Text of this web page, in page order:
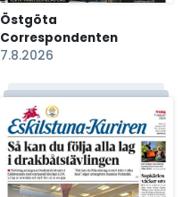
Östgöta
Correspondenten
7.8.2026